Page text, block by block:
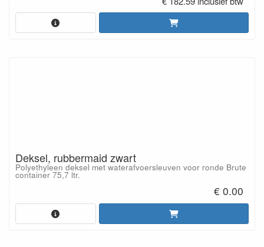
Deksel, rubbermaid zwart
Polyethyleen deksel met waterafvoersleuven voor ronde Brute
container 75,7 ltr.
€ 0.00